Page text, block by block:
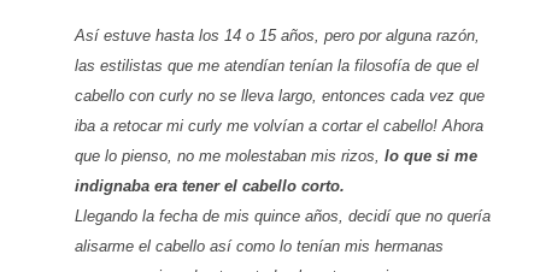
Así estuve hasta los 14 o 15 años, pero por alguna razón,
las estilistas que me atendían tenían la filosofía de que el
cabello con curly no se lleva largo, entonces cada vez que
iba a retocar mi curly me volvían a cortar el cabello! Ahora
que lo pienso, no me molestaban mis rizos, lo que si me
indignaba era tener el cabello corto.
Llegando la fecha de mis quince años, decidí que no quería
alisarme el cabello así como lo tenían mis hermanas